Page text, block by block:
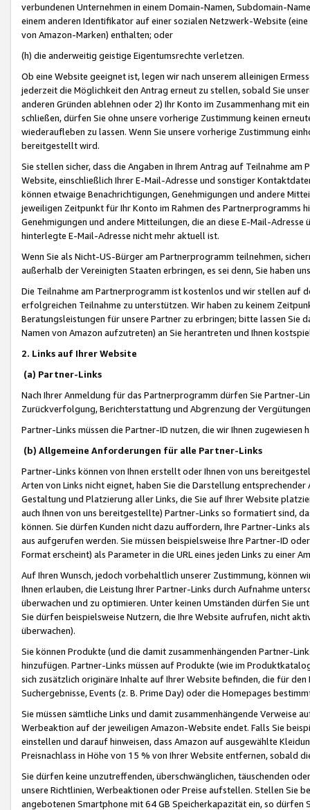
verbundenen Unternehmen in einem Domain-Namen, Subdomain-
einem anderen Identifikator auf einer sozialen Netzwerk-Website
von Amazon-Marken) enthalten; oder
(h) die anderweitig geistige Eigentumsrechte verletzen.
Ob eine Website geeignet ist, legen wir nach unserem alleinigen
jederzeit die Möglichkeit den Antrag erneut zu stellen, sobald Sie
anderen Gründen ablehnen oder 2) Ihr Konto im Zusammenhang mit
schließen, dürfen Sie ohne unsere vorherige Zustimmung keinen
wiederaufleben zu lassen. Wenn Sie unsere vorherige Zustimmung
bereitgestellt wird.
Sie stellen sicher, dass die Angaben in Ihrem Antrag auf Teilnahme
Website, einschließlich Ihrer E-Mail-Adresse und sonstiger
können etwaige Benachrichtigungen, Genehmigungen und andere
jeweiligen Zeitpunkt für Ihr Konto im Rahmen des Partnerprogramms
Genehmigungen und andere Mitteilungen, die an diese E-Mail-
hinterlegte E-Mail-Adresse nicht mehr aktuell ist.
Wenn Sie als Nicht-US-Bürger am Partnerprogramm teilnehmen,
außerhalb der Vereinigten Staaten erbringen, es sei denn, Sie haben
Die Teilnahme am Partnerprogramm ist kostenlos und wir stellen auf
erfolgreichen Teilnahme zu unterstützen. Wir haben zu keinem
Beratungsleistungen für unsere Partner zu erbringen; bitte lassen Sie
Namen von Amazon aufzutreten) an Sie herantreten und Ihnen
2. Links auf Ihrer Website
(a) Partner-Links
Nach Ihrer Anmeldung für das Partnerprogramm dürfen Sie Partner-
Zurückverfolgung, Berichterstattung und Abgrenzung der
Partner-Links müssen die Partner-ID nutzen, die wir Ihnen zugewiesen
(b) Allgemeine Anforderungen für alle Partner-Links
Partner-Links können von Ihnen erstellt oder Ihnen von uns
Arten von Links nicht eignet, haben Sie die Darstellung
Gestaltung und Platzierung aller Links, die Sie auf Ihrer Website
auch Ihnen von uns bereitgestellte) Partner-Links so formatiert sind,
können. Sie dürfen Kunden nicht dazu auffordern, Ihre Partner-Links
aus aufgerufen werden. Sie müssen beispielsweise Ihre Partner-ID
Format erscheint) als Parameter in die URL eines jeden Links zu einer
Auf Ihren Wunsch, jedoch vorbehaltlich unserer Zustimmung, können
Ihnen erlauben, die Leistung Ihrer Partner-Links durch Aufnahme
überwachen und zu optimieren. Unter keinen Umständen dürfen Sie
Sie dürfen beispielsweise Nutzern, die Ihre Website aufrufen, nicht
überwachen).
Sie können Produkte (und die damit zusammenhängenden Partner-
hinzufügen. Partner-Links müssen auf Produkte (wie im
sich zusätzlich originäre Inhalte auf Ihrer Website befinden, die für
Suchergebnisse, Events (z. B. Prime Day) oder die Homepages
Sie müssen sämtliche Links und damit zusammenhängende
Werbeaktion auf der jeweiligen Amazon-Website endet. Falls Sie
einstellen und darauf hinweisen, dass Amazon auf ausgewählte
Preisnachlass in Höhe von 15 % von Ihrer Website entfernen, sobald
Sie dürfen keine unzutreffenden, überschwänglichen, täuschenden
unsere Richtlinien, Werbeaktionen oder Preise aufstellen. Stellen Sie
angebotenen Smartphone mit 64 GB Speicherkapazität ein, so dürfen